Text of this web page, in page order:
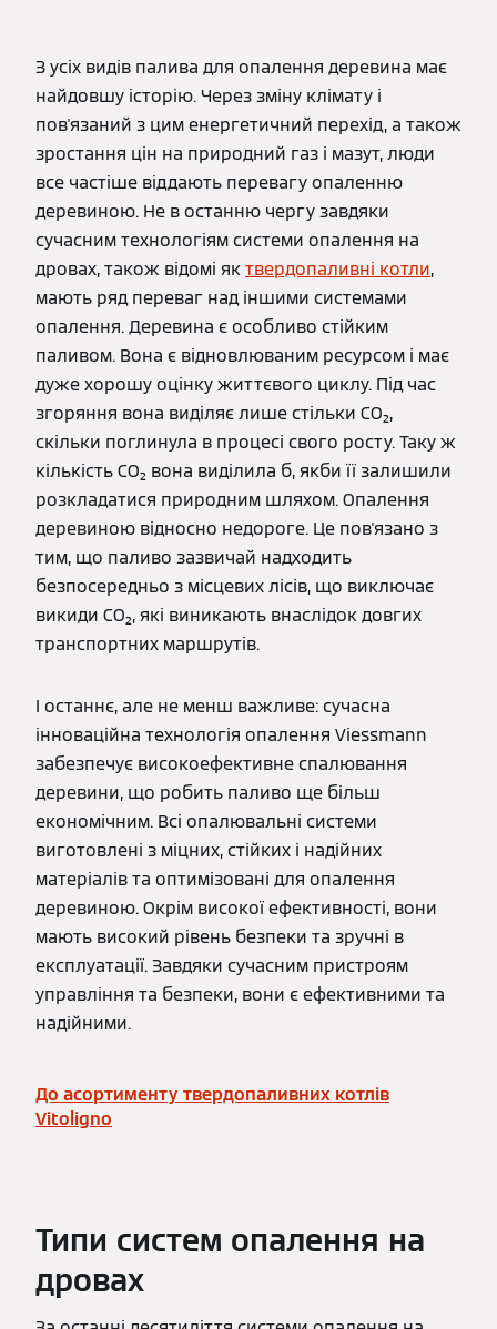
З усіх видів палива для опалення деревина має
найдовшу історію. Через зміну клімату і
пов'язаний з цим енергетичний перехід, а також
зростання цін на природний газ і мазут, люди
все частіше віддають перевагу опаленню
деревиною. Не в останню чергу завдяки
сучасним технологіям системи опалення на
дровах, також відомі яктвердопаливні котли,
мають ряд переваг над іншими системами
опалення. Деревина є особливо стійким
паливом. Вона є відновлюваним ресурсом і має
дуже хорошу оцінку життєвого циклу. Під час
згоряння вона виділяє лише стільки CO₂,
скільки поглинула в процесі свого росту. Таку ж
кількість CO₂ вона виділила б, якби її залишили
розкладатися природним шляхом. Опалення
деревиною відносно недороге. Це пов'язано з
тим, що паливо зазвичай надходить
безпосередньо з місцевих лісів, що виключає
викиди CO₂, які виникають внаслідок довгих
транспортних маршрутів.
І останнє, але не менш важливе: сучасна
інноваційна технологія опалення Viessmann
забезпечує високоефективне спалювання
деревини, що робить паливо ще більш
економічним. Всі опалювальні системи
виготовлені з міцних, стійких і надійних
матеріалів та оптимізовані для опалення
деревиною. Окрім високої ефективності, вони
мають високий рівень безпеки та зручні в
експлуатації. Завдяки сучасним пристроям
управління та безпеки, вони є ефективними та
надійними.
До асортименту твердопаливних котлів
Vitoligno
Типи систем опалення на
дровах